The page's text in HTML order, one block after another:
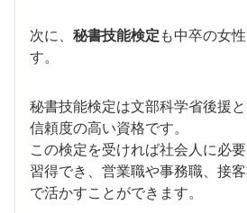
次に、 秘書技能検定 も中卒の女
す。
秘書技能検定は文部科学省後援と
信頼度の高い資格です。
この検定を受ければ社会人に必
習得でき、営業職や事務職、接
で活かすことができます。